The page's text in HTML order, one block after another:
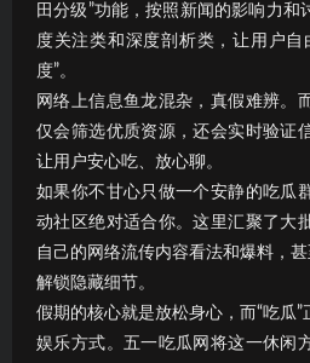
田分级”功能，按照新闻的影响力和
度关注类和深度剖析类，让用户
度”。
网络上信息鱼龙混杂，真假难辨。
仅会筛选优质资源，还会实时验证
让用户安心吃、放心聊。
如果你不甘心只做一个安静的吃瓜
动社区绝对适合你。这里汇聚了大
自己的网络流传内容看法和爆料，甚
解锁隐藏细节。
假期的核心就是放松身心，而“吃瓜
娱乐方式。五一吃瓜网将这一休闲